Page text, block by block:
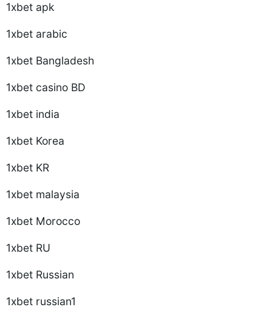
1xbet apk
1xbet arabic
1xbet Bangladesh
1xbet casino BD
1xbet india
1xbet Korea
1xbet KR
1xbet malaysia
1xbet Morocco
1xbet RU
1xbet Russian
1xbet russian1